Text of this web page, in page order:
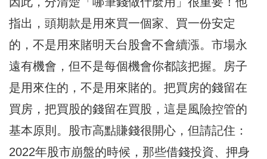
指出，頭期款是用來買一個家、買一份安定
的，不是用來賭明天台股會不會續漲。市場永
遠有機會，但不是每個機會你都該把握。房子
是用來住的，不是用來賭的。把買房的錢留在
買房，把買股的錢留在買股，這是風險控管的
基本原則。股市高點賺錢很開心，但請記住：
2022年股市崩盤的時候，那些借錢投資、押身